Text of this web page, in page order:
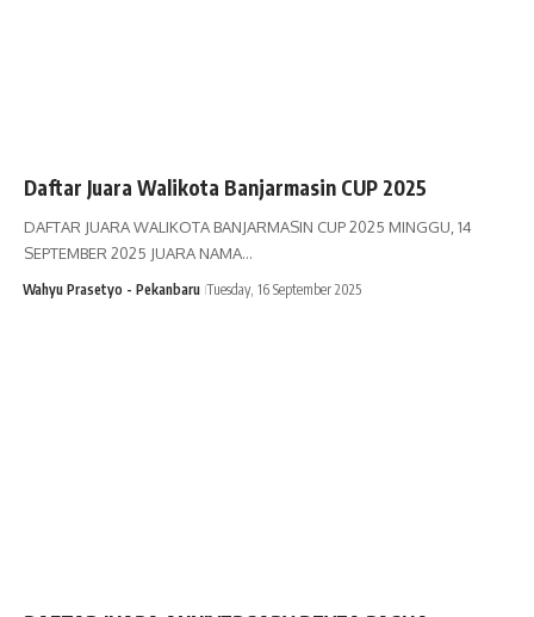
Daftar Juara Walikota Banjarmasin CUP 2025
DAFTAR JUARA WALIKOTA BANJARMASIN CUP 2025 MINGGU, 14
SEPTEMBER 2025 JUARA NAMA…
Wahyu Prasetyo - Pekanbaru Tuesday, 16 September 2025